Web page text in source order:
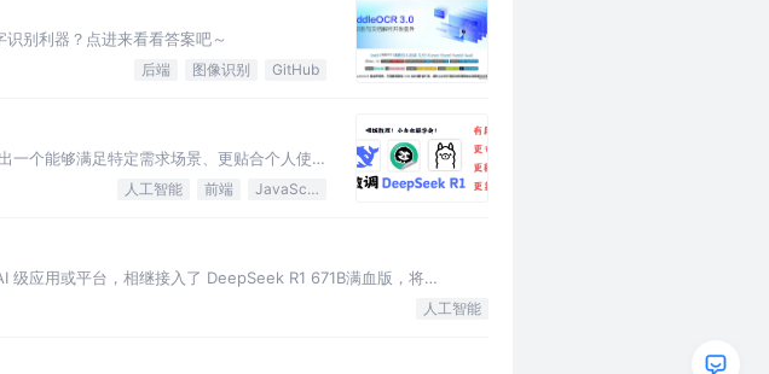
别利器？点进来看看答案吧～
后端 图像识别 GitHub
一个能够满足特定需求场景、更贴合个人使
人工智能 前端 JavaScript
应用或平台，相继接入了 DeepSeek R1 671B满血版，将
人工智能